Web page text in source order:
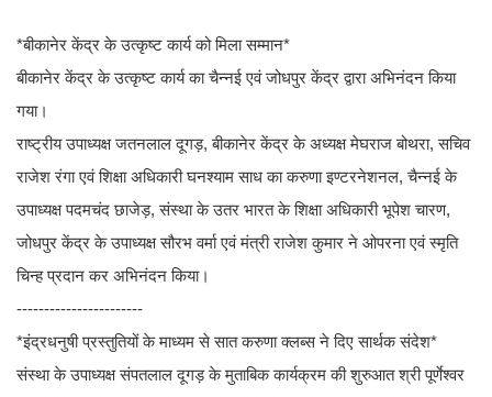
*बीकानेर केंद्र के उत्कृष्ट कार्य को मिला सम्मान*
बीकानेर केंद्र के उत्कृष्ट कार्य का चैन्नई एवं जोधपुर केंद्र द्वारा अभिनंदन किया
गया।
राष्ट्रीय उपाध्यक्ष जतनलाल दूगड़, बीकानेर केंद्र के अध्यक्ष मेघराज बोथरा, सचिव
राजेश रंगा एवं शिक्षा अधिकारी घनश्याम साध का करुणा इण्टरनेशनल, चैन्नई के
उपाध्यक्ष पदमचंद छाजेड़, संस्था के उतर भारत के शिक्षा अधिकारी भूपेश चारण,
जोधपुर केंद्र के उपाध्यक्ष सौरभ वर्मा एवं मंत्री राजेश कुमार ने ओपरना एवं स्मृति
चिन्ह प्रदान कर अभिनंदन किया।
-----------------------
*इंद्रधनुषी प्रस्तुतियों के माध्यम से सात करुणा क्लब्स ने दिए सार्थक संदेश*
संस्था के उपाध्यक्ष संपतलाल दूगड़ के मुताबिक कार्यक्रम की शुरुआत श्री पूर्णेश्वर